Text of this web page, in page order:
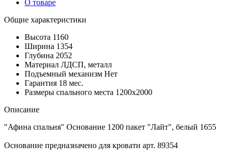
О товаре
Общие характеристики
Высота 1160
Ширина 1354
Глубина 2052
Материал ЛДСП, металл
Подъемный механизм Нет
Гарантия 18 мес.
Размеры спального места 1200х2000
Описание
"Афина спальня" Основание 1200 пакет "Лайт", белый 1655
Основание предназначено для кровати арт. 89354